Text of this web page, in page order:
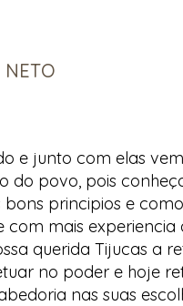
NETO
e junto com elas
do povo, pois
principios e como
com mais
querida Tijucas a
no poder e hoje
nas suas